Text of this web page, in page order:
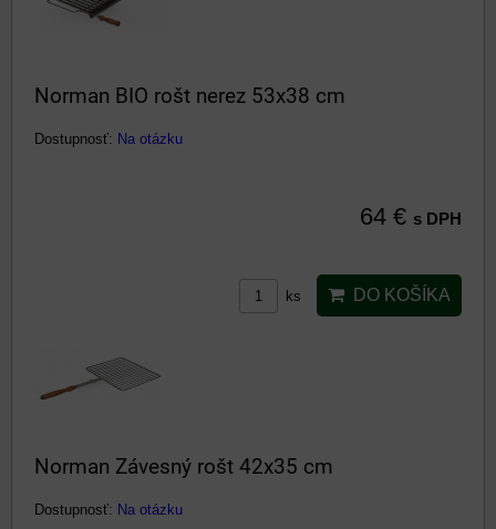
Norman BIO rošt nerez 53x38 cm
Dostupnosť: Na otázku
64 € s DPH
ks DO KOŠÍKA
Norman Závesný rošt 42x35 cm
Dostupnosť: Na otázku